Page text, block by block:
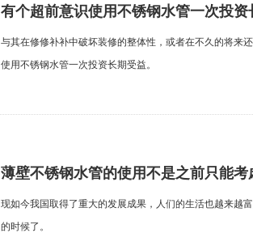
有个超前意识使用不锈钢水管一次投资
与其在修修补补中破坏装修的整体性，或者在不久的将来
使用不锈钢水管一次投资长期受益。
薄壁不锈钢水管的使用不是之前只能考
现如今我国取得了重大的发展成果，人们的生活也越来越
的时候了。